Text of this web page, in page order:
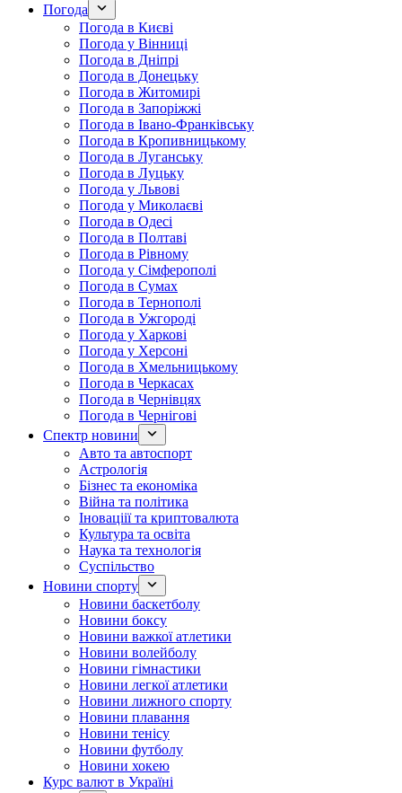
Погода
Погода в Києві
Погода у Вінниці
Погода в Дніпрі
Погода в Донецьку
Погода в Житомирі
Погода в Запоріжжі
Погода в Івано-Франківську
Погода в Кропивницькому
Погода в Луганську
Погода в Луцьку
Погода у Львові
Погода у Миколаєві
Погода в Одесі
Погода в Полтаві
Погода в Рівному
Погода у Сімферополі
Погода в Сумах
Погода в Тернополі
Погода в Ужгороді
Погода у Харкові
Погода у Херсоні
Погода в Хмельницькому
Погода в Черкасах
Погода в Чернівцях
Погода в Чернігові
Спектр новини
Авто та автоспорт
Астрологія
Бізнес та економіка
Війна та політика
Іноваціії та криптовалюта
Культура та освіта
Наука та технологія
Суспільство
Новини спорту
Новини баскетболу
Новини боксу
Новини важкої атлетики
Новини волейболу
Новини гімнастики
Новини легкої атлетики
Новини лижного спорту
Новини плавання
Новини тенісу
Новини футболу
Новини хокею
Курс валют в Україні